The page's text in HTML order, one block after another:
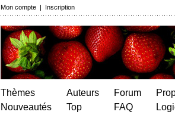
Mon compte | Inscription
Thèmes
Nouveautés
Auteurs
Top
Forum
FAQ